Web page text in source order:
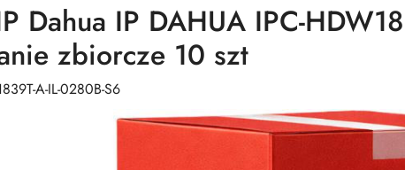
Dahua IP DAHUA IPC-
zbiorcze 10 szt
A-IL-0280B-S6